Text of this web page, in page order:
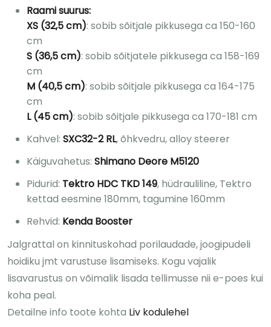
Raami suurus:
XS (32,5 cm): sobib sõitjale pikkusega ca 150-160
cm
S (36,5 cm): sobib sõitjatele pikkusega ca 158-169
cm
M (40,5 cm): sobib sõitjale pikkusega ca 164-175
cm
L (45 cm): sobib sõitjale pikkusega ca 170-181 cm
Kahvel: SXC32-2 RL, õhkvedru, alloy steerer
Käiguvahetus: Shimano Deore M5120
Pidurid: Tektro HDC TKD 149, hüdrauliline, Tektro
kettad eesmine 180mm, tagumine 160mm
Rehvid: Kenda Booster
Jalgrattal on kinnituskohad porilaudade, joogipudeli
hoidiku jmt varustuse lisamiseks. Kogu vajalik
lisavarustus on võimalik lisada tellimusse nii e-poes kui
koha peal.
Detailne info toote kohta Liv kodulehel